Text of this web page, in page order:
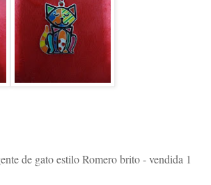
de gato estilo Romero brito - vendida 1